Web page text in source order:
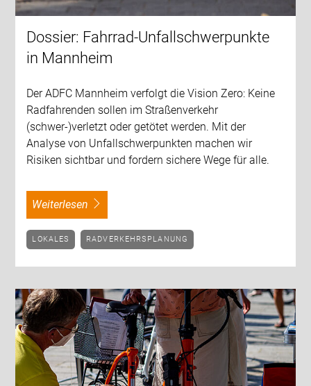
Dossier: Fahrrad-Unfallschwerpunkte
in Mannheim
Der ADFC Mannheim verfolgt die Vision Zero: Keine
Radfahrenden sollen im Straßenverkehr
(schwer-)verletzt oder getötet werden. Mit der
Analyse von Unfallschwerpunkten machen wir
Risiken sichtbar und fordern sichere Wege für alle.
weiterlesen
LOKALES RADVERKEHRSPLANUNG